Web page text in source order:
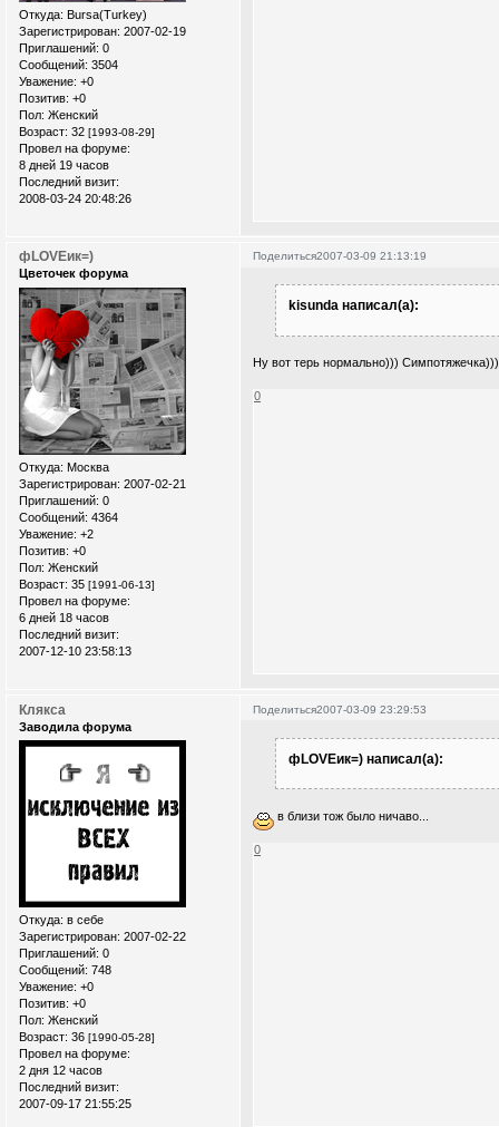
Откуда: Bursa(Turkey)
Зарегистрирован: 2007-02-19
Приглашений: 0
Сообщений: 3504
Уважение: +0
Позитив: +0
Пол: Женский
Возраст: 32 [1993-08-29]
Провел на форуме:
8 дней 19 часов
Последний визит:
2008-03-24 20:48:26
Поделиться2007-03-09 21:13:19
фLOVEик=)
Цветочек форума
Откуда: Москва
Зарегистрирован: 2007-02-21
Приглашений: 0
Сообщений: 4364
Уважение: +2
Позитив: +0
Пол: Женский
Возраст: 35 [1991-06-13]
Провел на форуме:
6 дней 18 часов
Последний визит:
2007-12-10 23:58:13
kisunda написал(а):
Ну вот терь нормально)))
0
Поделиться2007-03-09 23:29:53
Клякса
Заводила форума
Откуда: в себе
Зарегистрирован: 2007-02-22
Приглашений: 0
Сообщений: 748
Уважение: +0
Позитив: +0
Пол: Женский
Возраст: 36 [1990-05-28]
Провел на форуме:
2 дня 12 часов
Последний визит:
2007-09-17 21:55:25
фLOVEик=) написал(а):
в близи тож было ничаво...
0